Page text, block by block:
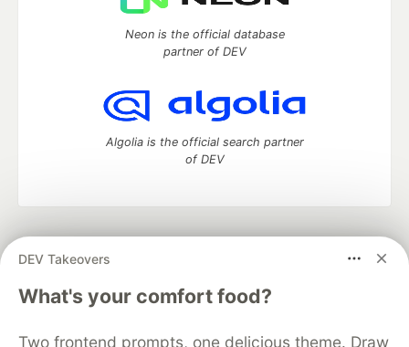
DEV Takeovers
What's your comfort food?
Two frontend prompts, one delicious theme. Draw
Neon is the official database
partner of DEV
Algolia is the official search partner
of DEV
development and manage your software career
DEV Education Tracks
DEV Help
Advertise on DEV
Free Postgres Database
DEV Shop MLH